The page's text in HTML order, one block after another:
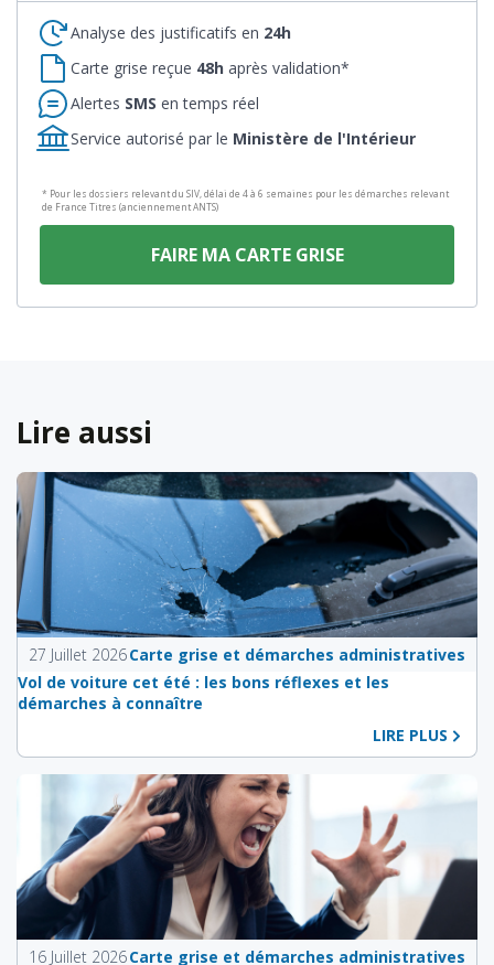
Analyse des justificatifs en 24h
Carte grise reçue 48h après validation*
Alertes SMS en temps réel
Service autorisé par le Ministère de l'Intérieur
* Pour les dossiers relevant du SIV, délai de 4 à 6 semaines pour les démarches relevant
de France Titres (anciennement ANTS)
FAIRE MA CARTE GRISE
Lire aussi
27 Juillet 2026Carte grise et démarches administratives
Vol de voiture cet été : les bons réflexes et les
démarches à connaître
LIRE PLUS
16 Juillet 2026Carte grise et démarches administratives